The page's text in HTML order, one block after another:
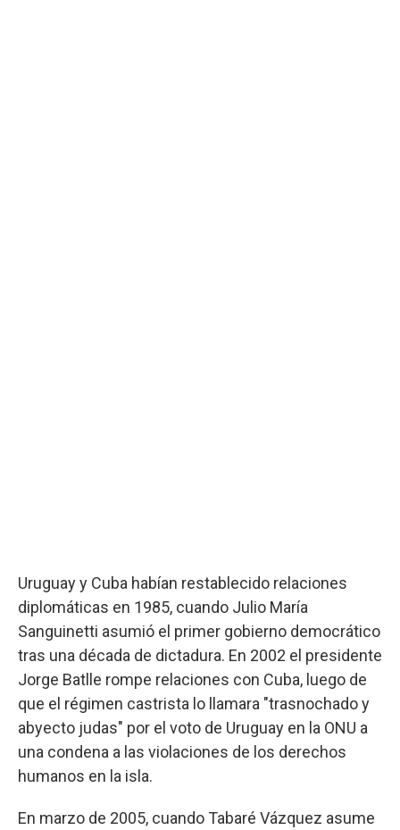
Uruguay y Cuba habían restablecido relaciones
diplomáticas en 1985, cuando Julio María
Sanguinetti asumió el primer gobierno democrático
tras una década de dictadura. En 2002 el presidente
Jorge Batlle rompe relaciones con Cuba, luego de
que el régimen castrista lo llamara "trasnochado y
abyecto judas" por el voto de Uruguay en la ONU a
una condena a las violaciones de los derechos
humanos en la isla.
En marzo de 2005, cuando Tabaré Vázquez asume